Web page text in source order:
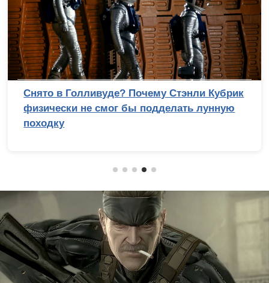
Снято в Голливуде? Почему Стэнли Кубрик
физически не смог бы подделать лунную
походку